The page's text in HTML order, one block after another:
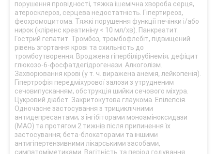
порушення провідності, тяжка ішемічна хвороба серця,
атеросклероз, серцева недостатність. Гіпертиреоз,
феохромоцитома. Тяжкі порушення функції печінки і/або
нирок (кліренс креатиніну < 10 мл/хв). Панкреатит.
Гострий гепатит. Тромбоз, тромбофлебіт, підвищений
рівень згортання крові та схильність до
тромбоутворення. Вроджена гіпербілірубінемія; дефіцит
глюкозо-6-фосфатдегідрогенази. Алкоголізм.
Захворювання крові (у т. ч. виражена анемія, лейкопенія).
Гіпертрофія передміхурової залози з утрудненим
сечовипусканням, обструкція шийки сечового міхура.
Цукровий діабет. Закритокутова глаукома. Епілепсія.
Одночасне застосування з трициклічними
антидепресантами; з інгібіторами моноаміноксидази
(МАО) та протягом 2 тижнів після припинення їх
застосування; бета-блокаторами та іншими
антигіпертензивними лікарськими засобами,
симпатоміметиками. Вагітність та період годування